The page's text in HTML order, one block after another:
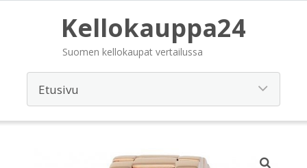
Kellokauppa24
Suomen kellokaupat vertailussa